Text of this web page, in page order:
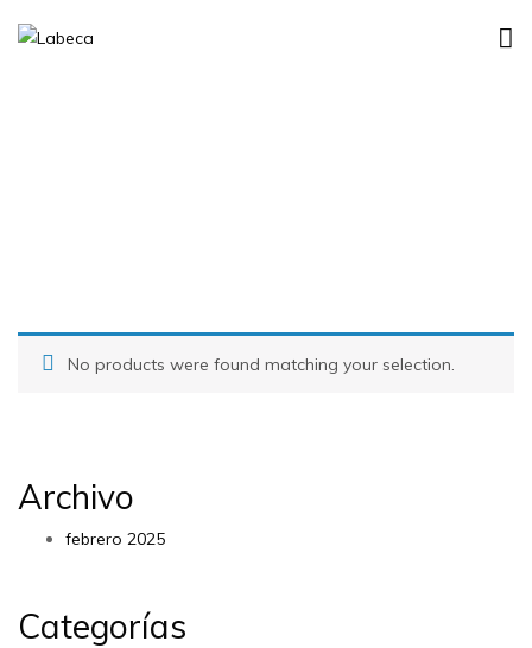
Archivo
febrero 2025
Categorías
No products were found matching your selection.